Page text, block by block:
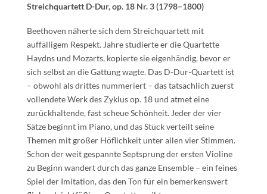
Streichquartett D-Dur, op. 18 Nr. 3 (1798–1800)
Beethoven näherte sich dem Streichquartett mit
auffälligem Respekt. Jahre studierte er die Quartette
Haydns und Mozarts, kopierte sie eigenhändig, bevor er
sich selbst an die Gattung wagte. Das D-Dur-Quartett ist
– obwohl als drittes nummeriert – das tatsächlich zuerst
vollendete Werk des Zyklus op. 18 und atmet eine
zurückhaltende, fast scheue Schönheit. Jeder der vier
Sätze beginnt im Piano, und das Stück verteilt seine
Themen mit großer Höflichkeit unter allen vier Stimmen.
Schon der weit gespannte Septsprung der ersten Violine
zu Beginn wandert durch das ganze Ensemble – ein feines
Spiel der Imitation, das den Ton für ein bemerkenswert